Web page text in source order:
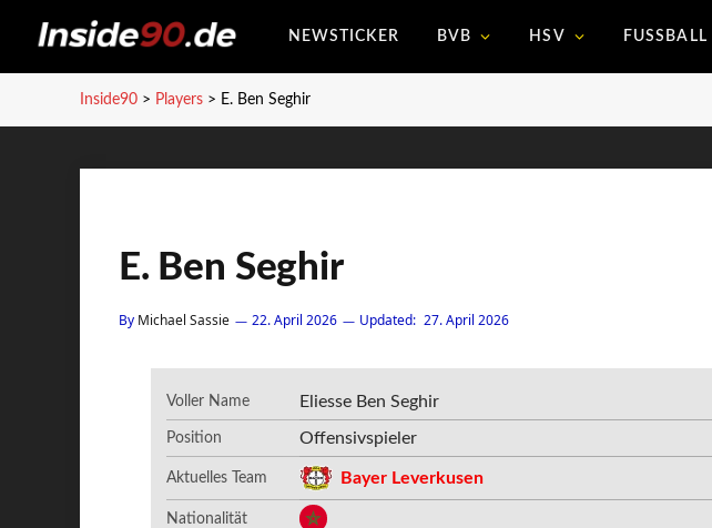
NEWSTICKER BVB HSV FUSSBALL
Inside90 > Players > E. Ben Seghir
E. Ben Seghir
By Michael Sassie 22. April 2026 Updated: 27. April 2026
Voller Name Eliesse Ben Seghir
Position Offensivspieler
Aktuelles Team Bayer Leverkusen
Nationalität